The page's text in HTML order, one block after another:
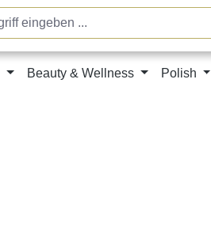
Beauty & Wellness Polish